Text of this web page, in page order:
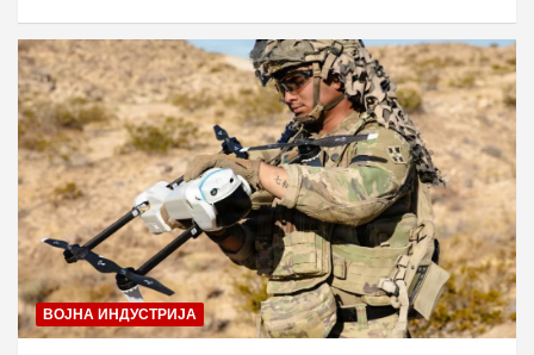
ВОЈНА ИНДУСТРИЈА